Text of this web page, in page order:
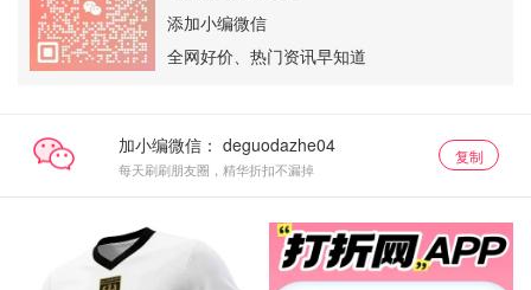
添加小编微信
全网好价、热门资讯早知道
加小编微信：
每天刷刷朋友圈，精华折扣不漏掉
复制
关注我们